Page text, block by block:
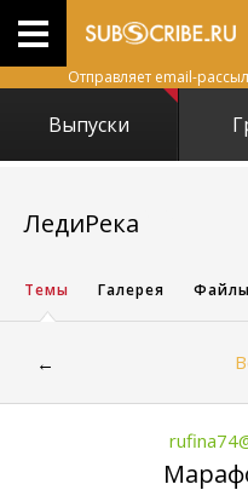
Отправляет email-
Выпуски
ЛедиРека
Темы Галерея Файлы
←